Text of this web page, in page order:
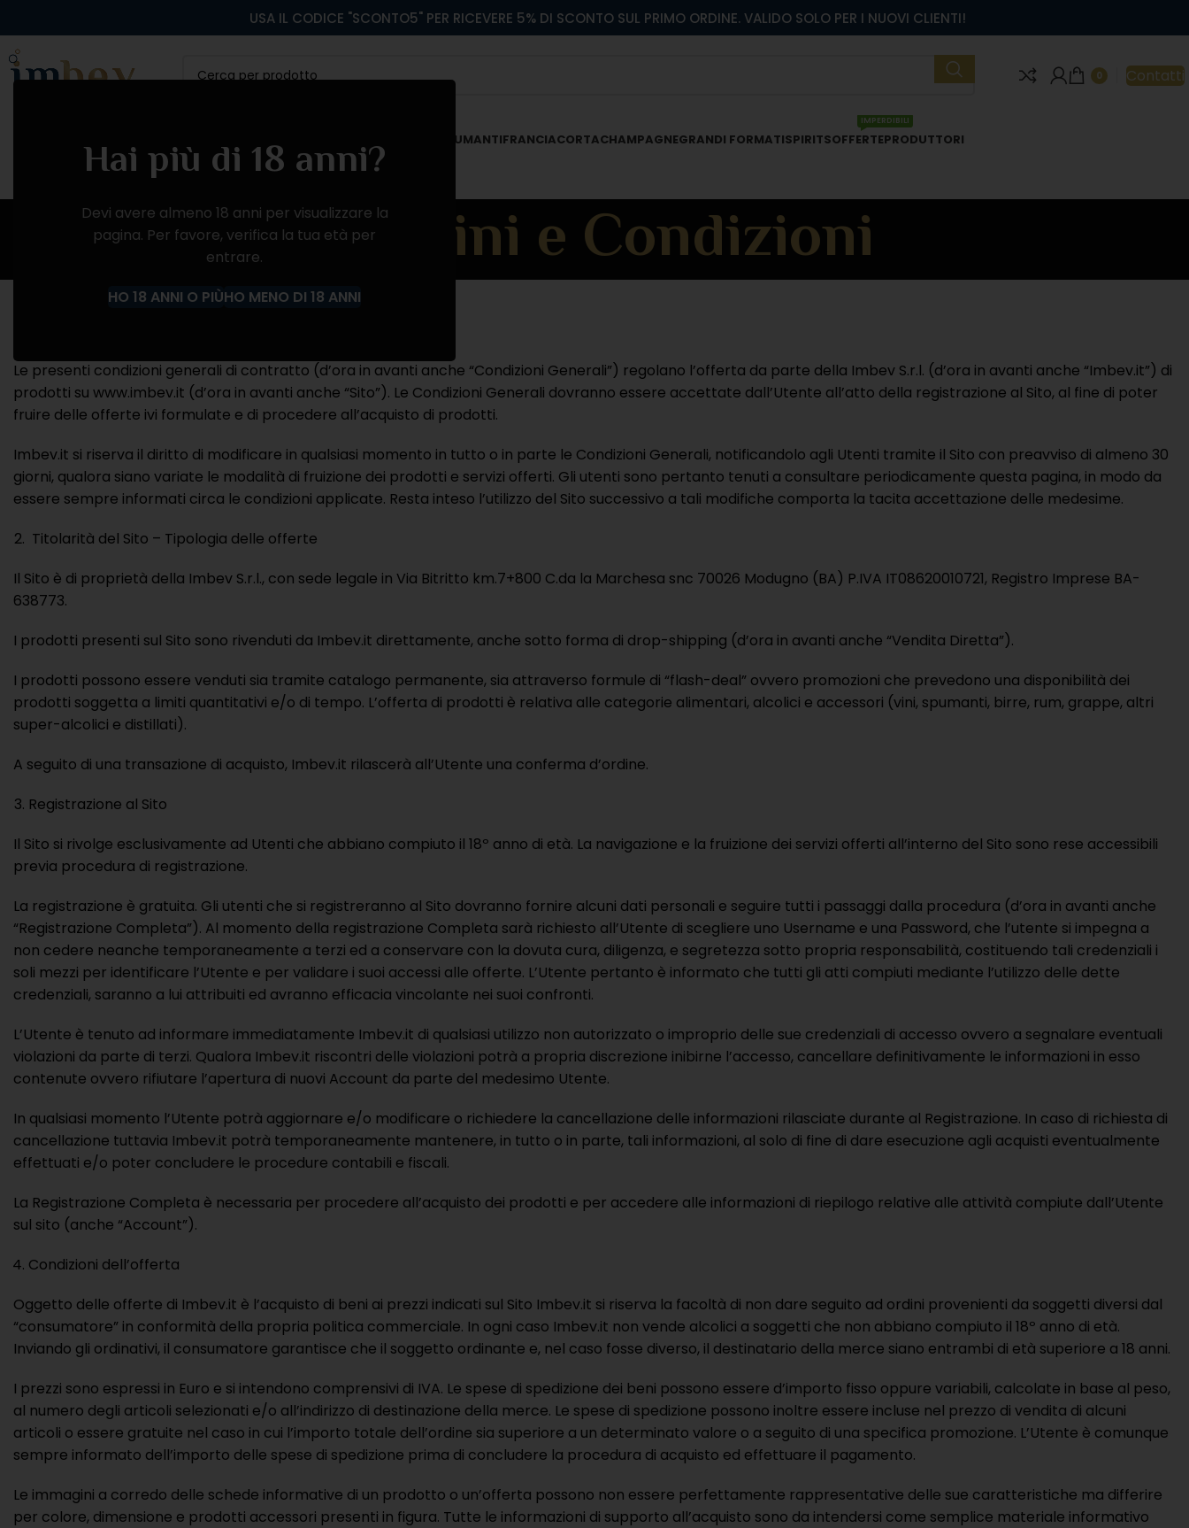
Hai più di 18 anni?
Devi avere almeno 18 anni per visualizzare la
pagina. Per favore, verifica la tua età per
entrare.
HO 18 ANNI O PIÙHO MENO DI 18 ANNI
0 Contatti
SPUMANTIFRANCIACORTACHAMPAGNEGRANDI FORMATISPIRITSOFFERTE
IMPERDIBILI
PRODUTTORI
Termini e Condizioni
TERMINI E CONDIZIONI GENERALI DI VENDITA DI IMBEV.IT
Le presenti condizioni generali di contratto (d’ora in avanti anche “Condizioni Generali”) regolano l’offerta da parte della Imbev S.r.l. (d’ora in avanti anche “Imbev.it”) di
prodotti su www.imbev.it (d’ora in avanti anche “Sito”). Le Condizioni Generali dovranno essere accettate dall’Utente all’atto della registrazione al Sito, al fine di poter
fruire delle offerte ivi formulate e di procedere all’acquisto di prodotti.
Imbev.it si riserva il diritto di modificare in qualsiasi momento in tutto o in parte le Condizioni Generali, notificandolo agli Utenti tramite il Sito con preavviso di almeno 30
giorni, qualora siano variate le modalità di fruizione dei prodotti e servizi offerti. Gli utenti sono pertanto tenuti a consultare periodicamente questa pagina, in modo da
essere sempre informati circa le condizioni applicate. Resta inteso l’utilizzo del Sito successivo a tali modifiche comporta la tacita accettazione delle medesime.
Titolarità del Sito – Tipologia delle offerte
Il Sito è di proprietà della Imbev S.r.l., con sede legale in Via Bitritto km.7+800 C.da la Marchesa snc 70026 Modugno (BA) P.IVA IT08620010721, Registro Imprese BA-
638773.
I prodotti presenti sul Sito sono rivenduti da Imbev.it direttamente, anche sotto forma di drop-shipping (d’ora in avanti anche “Vendita Diretta”).
I prodotti possono essere venduti sia tramite catalogo permanente, sia attraverso formule di “flash-deal” ovvero promozioni che prevedono una disponibilità dei
prodotti soggetta a limiti quantitativi e/o di tempo. L’offerta di prodotti è relativa alle categorie alimentari, alcolici e accessori (vini, spumanti, birre, rum, grappe, altri
super-alcolici e distillati).
A seguito di una transazione di acquisto, Imbev.it rilascerà all’Utente una conferma d’ordine.
Registrazione al Sito
Il Sito si rivolge esclusivamente ad Utenti che abbiano compiuto il 18º anno di età. La navigazione e la fruizione dei servizi offerti all’interno del Sito sono rese accessibili
previa procedura di registrazione.
La registrazione è gratuita. Gli utenti che si registreranno al Sito dovranno fornire alcuni dati personali e seguire tutti i passaggi dalla procedura (d’ora in avanti anche
“Registrazione Completa”). Al momento della registrazione Completa sarà richiesto all’Utente di scegliere uno Username e una Password, che l’utente si impegna a
non cedere neanche temporaneamente a terzi ed a conservare con la dovuta cura, diligenza, e segretezza sotto propria responsabilità, costituendo tali credenziali i
soli mezzi per identificare l’Utente e per validare i suoi accessi alle offerte. L’Utente pertanto è informato che tutti gli atti compiuti mediante l’utilizzo delle dette
credenziali, saranno a lui attribuiti ed avranno efficacia vincolante nei suoi confronti.
L’Utente è tenuto ad informare immediatamente Imbev.it di qualsiasi utilizzo non autorizzato o improprio delle sue credenziali di accesso ovvero a segnalare eventuali
violazioni da parte di terzi. Qualora Imbev.it riscontri delle violazioni potrà a propria discrezione inibirne l’accesso, cancellare definitivamente le informazioni in esso
contenute ovvero rifiutare l’apertura di nuovi Account da parte del medesimo Utente.
In qualsiasi momento l’Utente potrà aggiornare e/o modificare o richiedere la cancellazione delle informazioni rilasciate durante al Registrazione. In caso di richiesta di
cancellazione tuttavia Imbev.it potrà temporaneamente mantenere, in tutto o in parte, tali informazioni, al solo di fine di dare esecuzione agli acquisti eventualmente
effettuati e/o poter concludere le procedure contabili e fiscali.
La Registrazione Completa è necessaria per procedere all’acquisto dei prodotti e per accedere alle informazioni di riepilogo relative alle attività compiute dall’Utente
sul sito (anche “Account”).
Condizioni dell’offerta
Oggetto delle offerte di Imbev.it è l’acquisto di beni ai prezzi indicati sul Sito Imbev.it si riserva la facoltà di non dare seguito ad ordini provenienti da soggetti diversi dal
“consumatore” in conformità della propria politica commerciale. In ogni caso Imbev.it non vende alcolici a soggetti che non abbiano compiuto il 18º anno di età.
Inviando gli ordinativi, il consumatore garantisce che il soggetto ordinante e, nel caso fosse diverso, il destinatario della merce siano entrambi di età superiore a 18 anni.
I prezzi sono espressi in Euro e si intendono comprensivi di IVA. Le spese di spedizione dei beni possono essere d’importo fisso oppure variabili, calcolate in base al peso,
al numero degli articoli selezionati e/o all’indirizzo di destinazione della merce. Le spese di spedizione possono inoltre essere incluse nel prezzo di vendita di alcuni
articoli o essere gratuite nel caso in cui l’importo totale dell’ordine sia superiore a un determinato valore o a seguito di una specifica promozione. L’Utente è comunque
sempre informato dell’importo delle spese di spedizione prima di concludere la procedura di acquisto ed effettuare il pagamento.
Le immagini a corredo delle schede informative di un prodotto o un’offerta possono non essere perfettamente rappresentative delle sue caratteristiche ma differire
per colore, dimensione e prodotti accessori presenti in figura. Tutte le informazioni di supporto all’acquisto sono da intendersi come semplice materiale informativo
USA IL CODICE "SCONTO5" PER RICEVERE 5% DI SCONTO SUL PRIMO ORDINE. VALIDO SOLO PER I NUOVI CLIENTI!